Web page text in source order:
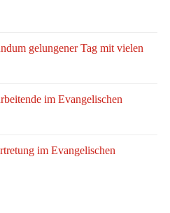
gelungener Tag mit vielen
im Evangelischen
im Evangelischen